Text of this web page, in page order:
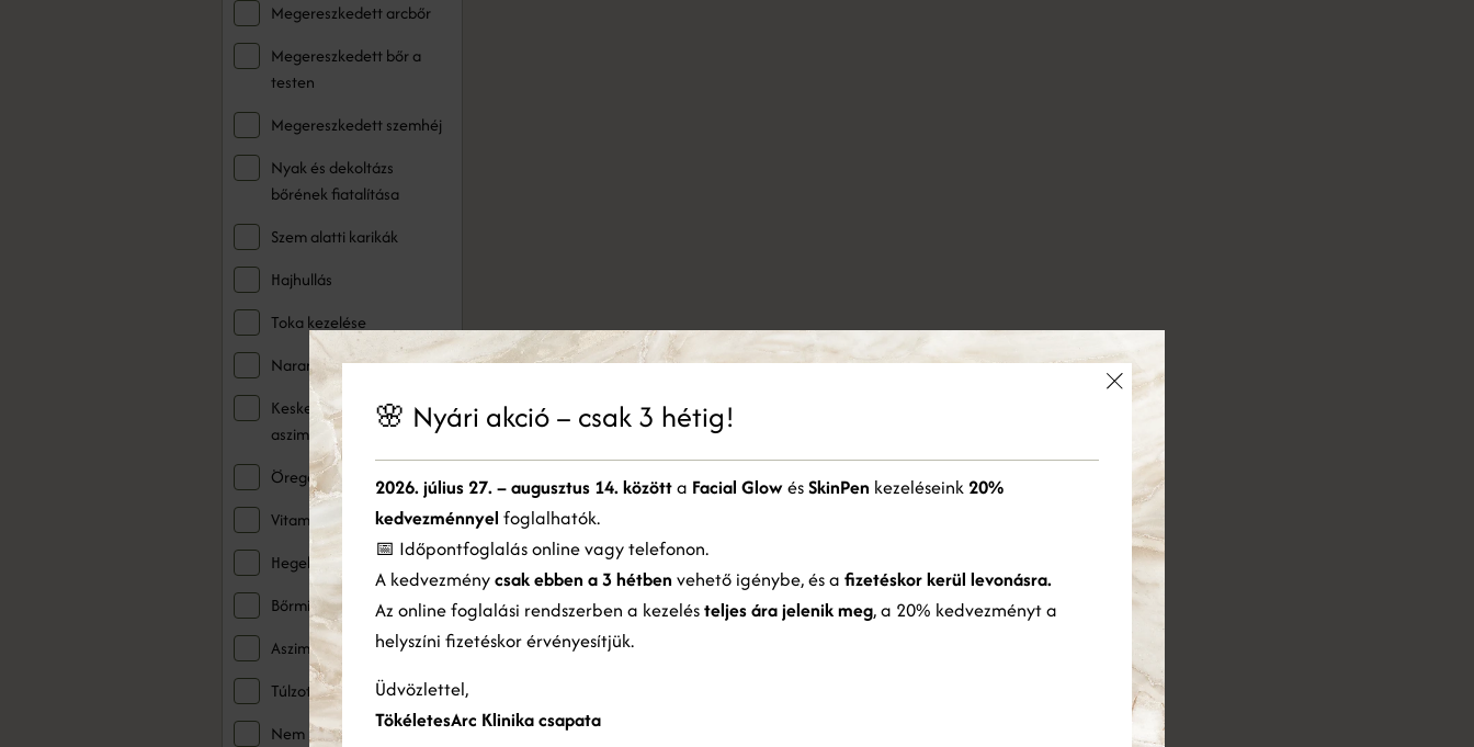
Megereszkedett arcbőr
Megereszkedett bőr a
testen
Megereszkedett szemhéj
Nyak és dekoltázs
bőrének fiatalítása
Szem alatti karikák
Hajhullás
Toka kezelése
Narancsbőr és striák
Keskeny vagy
aszimmetrikus ajkak
Öregedő kézfejek
Vitaminhiány
Hegek kezelése
Bőrminőség javítás
Aszimmetria
Túlzott izzadás
Nem kívánt szőrzet
🌸 Nyári akció – csak 3 hétig!
2026. július 27. – augusztus 14. közötta Facial GlowésSkinPen kezeléseink 20%
kedvezménnyel foglalhatók.
📅 Időpontfoglalás online vagy telefonon.
A kedvezménycsak ebben a 3 hétben vehető igénybe, és a fizetéskor kerül levonásra.
Az online foglalási rendszerben a kezelésteljes ára jelenik meg, a 20% kedvezményt a
helyszíni fizetéskor érvényesítjük.
Üdvözlettel,
TökéletesArc Klinika csapata
Ez a weboldal sütiket használ
Cookie-kat használunk a tartalom, a hirdetések személyre szabására és a forgalom
elemzésére. Webhelyünk Ön általi használatára vonatkozó információkat megosztjuk
hirdetési és elemző partnereinkkel is, akik egyesíthetik azokat más információkkal,
amelyeket Ön biztosított számukra, vagy amelyeket a szolgáltatásaik Ön általi
használatából gyűjtöttek össze.Bővebben
ÖSSZES ELUTASÍTÁSA